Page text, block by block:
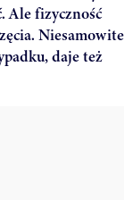
Ale fizyczność
Niesamowite
daje też